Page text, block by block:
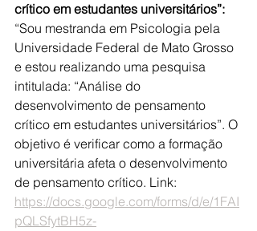
crítico em estudantes universitários”:
“Sou mestranda em Psicologia pela
Universidade Federal de Mato Grosso
e estou realizando uma pesquisa
intitulada: “Análise do
desenvolvimento de pensamento
crítico em estudantes universitários”. O
objetivo é verificar como a formação
universitária afeta o desenvolvimento
de pensamento crítico. Link:
https://docs.google.com/forms/d/e/1FAI
pQLSfytBH5z-